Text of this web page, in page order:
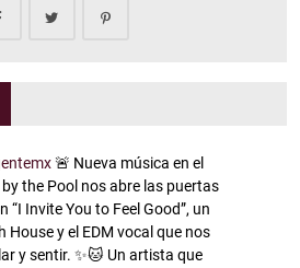
🚨 Nueva música en el
the Pool nos abre las puertas
“I Invite You to Feel Good”, un
House y el EDM vocal que nos
y sentir. ✨🐱 Un artista que